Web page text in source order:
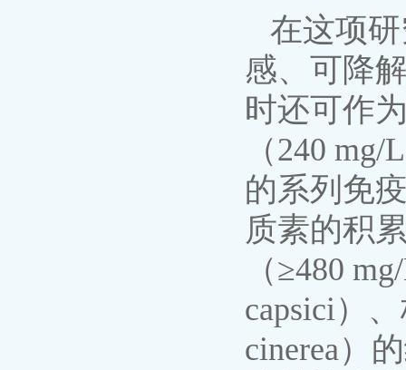
在这项
感、可降
时还可作
（240
的系列免
质素的积
（≥480
capsici）
cinerea）